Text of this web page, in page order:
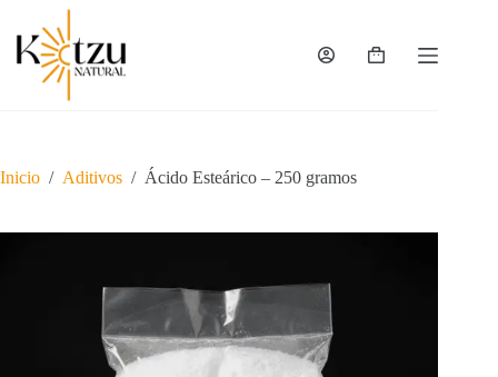
contenido
Carro
Inicio / Aditivos / Ácido Esteárico – 250 gramos